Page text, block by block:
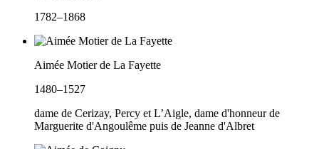
1782–1868
Aimée Motier de La Fayette
1480–1527
dame de Cerizay, Percy et L’Aigle, dame d'honneur de
Marguerite d'Angoulême puis de Jeanne d'Albret